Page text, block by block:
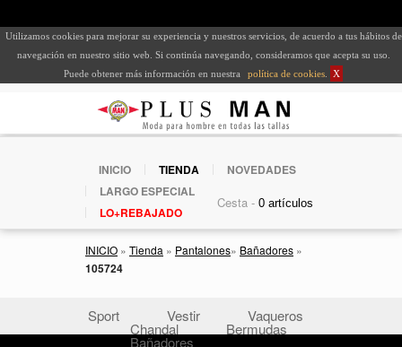
Utilizamos cookies para mejorar su experiencia y nuestros servicios, de acuerdo a tus hábitos de
navegación en nuestro sitio web. Si continúa navegando, consideramos que acepta su uso.
Puede obtener más información en nuestra
política de cookies X
INICIO TIENDA
NOVEDADES
LARGO ESPECIAL
LO+REBAJADO
Cesta -
INICIO » Tienda » Pantalones» Bañadores »
105724
Sport Vestir Vaqueros
Chandal Bermudas
Bañadores